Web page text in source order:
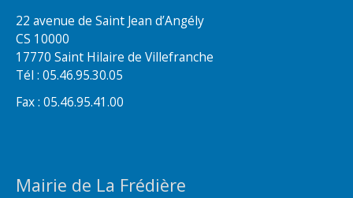
22 avenue de Saint Jean d’Angély
CS 10000
17770 Saint Hilaire de Villefranche
Tél : 05.46.95.30.05
Fax : 05.46.95.41.00
Mairie de La Frédière